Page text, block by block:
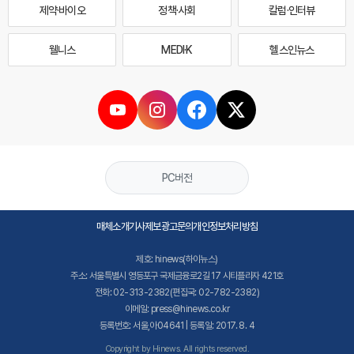
제약·바이오 정책·사회 칼럼·인터뷰
웰니스 MEDI·K 헬스인뉴스
PC버전
매체소개기사제보광고문의개인정보처리방침
제호: hinews(하이뉴스)
주소: 서울특별시 영등포구 국제금융로2길 17 시티플라자 421호
전화: 02-313-2382(편집국: 02-782-2382)
이메일: press@hinews.co.kr
등록번호: 서울,아04641 | 등록일: 2017. 8. 4
Copyright by Hinews. All rights reserved.